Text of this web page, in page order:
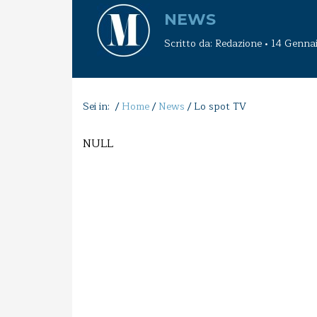
NEWS
Scritto da: Redazione • 14
Sei in: /Home/News/Lo spot TV
NULL